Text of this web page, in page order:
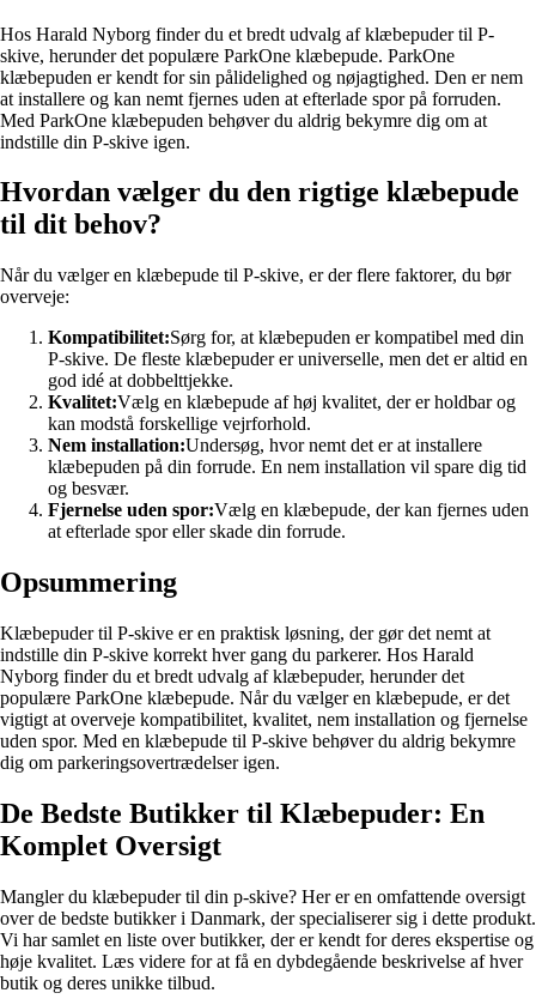
Hos Harald Nyborg finder du et bredt udvalg af klæbepuder til P-
skive, herunder det populære ParkOne klæbepude. ParkOne
klæbepuden er kendt for sin pålidelighed og nøjagtighed. Den er nem
at installere og kan nemt fjernes uden at efterlade spor på forruden.
Med ParkOne klæbepuden behøver du aldrig bekymre dig om at
indstille din P-skive igen.
Hvordan vælger du den rigtige klæbepude
til dit behov?
Når du vælger en klæbepude til P-skive, er der flere faktorer, du bør
overveje:
Kompatibilitet:Sørg for, at klæbepuden er kompatibel med din
P-skive. De fleste klæbepuder er universelle, men det er altid en
god idé at dobbelttjekke.
Kvalitet:Vælg en klæbepude af høj kvalitet, der er holdbar og
kan modstå forskellige vejrforhold.
Nem installation:Undersøg, hvor nemt det er at installere
klæbepuden på din forrude. En nem installation vil spare dig tid
og besvær.
Fjernelse uden spor:Vælg en klæbepude, der kan fjernes uden
at efterlade spor eller skade din forrude.
Opsummering
Klæbepuder til P-skive er en praktisk løsning, der gør det nemt at
indstille din P-skive korrekt hver gang du parkerer. Hos Harald
Nyborg finder du et bredt udvalg af klæbepuder, herunder det
populære ParkOne klæbepude. Når du vælger en klæbepude, er det
vigtigt at overveje kompatibilitet, kvalitet, nem installation og fjernelse
uden spor. Med en klæbepude til P-skive behøver du aldrig bekymre
dig om parkeringsovertrædelser igen.
De Bedste Butikker til Klæbepuder: En
Komplet Oversigt
Mangler du klæbepuder til din p-skive? Her er en omfattende oversigt
over de bedste butikker i Danmark, der specialiserer sig i dette produkt.
Vi har samlet en liste over butikker, der er kendt for deres ekspertise og
høje kvalitet. Læs videre for at få en dybdegående beskrivelse af hver
butik og deres unikke tilbud.